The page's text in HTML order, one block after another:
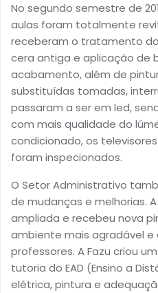
No segundo semestre de
aulas foram totalmente
receberam o tratamento
cera antiga e aplicação de
acabamento, além de
substituídas tomadas,
passaram a ser em led,
com mais qualidade do
condicionado, os
foram inspecionados.
O Setor Administrativo
de mudanças e melhorias.
ampliada e recebeu nova
ambiente mais agradável
professores. A Fazu criou
tutoria do EAD (Ensino a
elétrica, pintura e